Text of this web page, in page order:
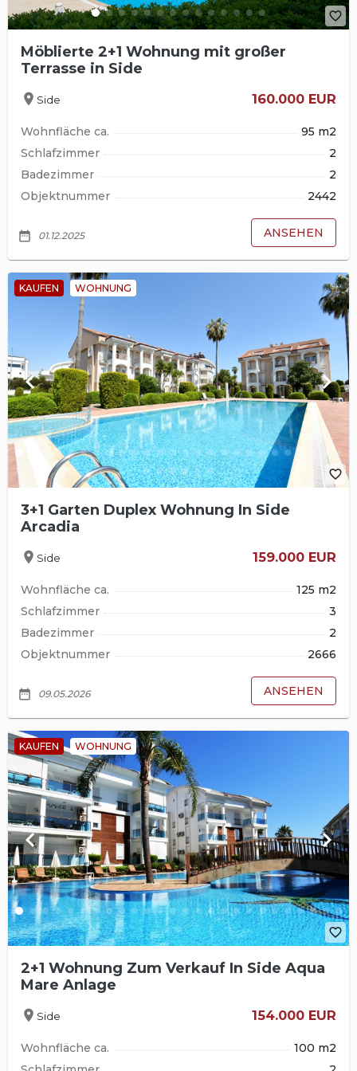
favorite_border
Möblierte 2+1 Wohnung mit großer
Terrasse in Side
location_on Side 160.000 EUR
Wohnfläche ca.
95 m2
Schlafzimmer
2
Badezimmer
2
Objektnummer
2442
date_range 01.12.2025 ANSEHEN
KAUFEN WOHNUNG
keyboard_arrow_left keyboard_arrow_right
favorite_border
3+1 Garten Duplex Wohnung In Side
Arcadia
location_on Side 159.000 EUR
Wohnfläche ca.
125 m2
Schlafzimmer
3
Badezimmer
2
Objektnummer
2666
date_range 09.05.2026 ANSEHEN
KAUFEN WOHNUNG
keyboard_arrow_left keyboard_arrow_right
favorite_border
2+1 Wohnung Zum Verkauf In Side Aqua
Mare Anlage
location_on Side 154.000 EUR
Wohnfläche ca.
100 m2